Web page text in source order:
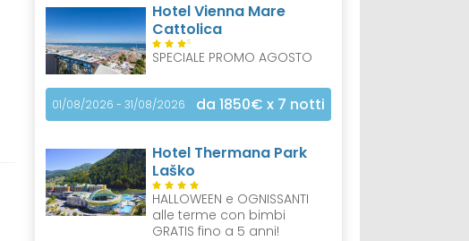
Hotel Vienna Mare
Cattolica
S
SPECIALE PROMO AGOSTO
01/08/2026 - 31/08/2026 da 1850€ x 7 notti
Hotel Thermana Park
Laško
HALLOWEEN e OGNISSANTI
alle terme con bimbi
GRATIS fino a 5 anni!